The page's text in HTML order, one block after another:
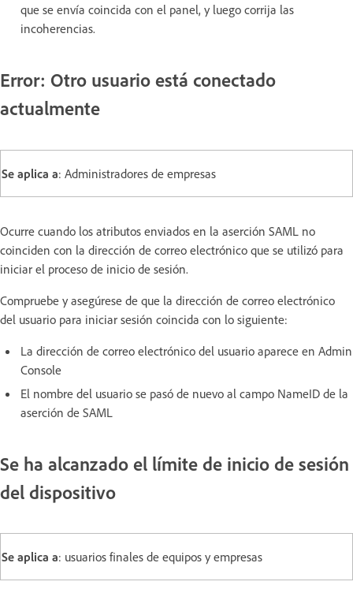
que se envía coincida con el panel, y luego corrija las
incoherencias.
Error: Otro usuario está conectado
actualmente
Se aplica a: Administradores de empresas
Ocurre cuando los atributos enviados en la aserción SAML no
coinciden con la dirección de correo electrónico que se utilizó para
iniciar el proceso de inicio de sesión.
Compruebe y asegúrese de que la dirección de correo electrónico
del usuario para iniciar sesión coincida con lo siguiente:
La dirección de correo electrónico del usuario aparece en Admin
Console
El nombre del usuario se pasó de nuevo al campo NameID de la
aserción de SAML
Se ha alcanzado el límite de inicio de sesión
del dispositivo
Se aplica a: usuarios finales de equipos y empresas